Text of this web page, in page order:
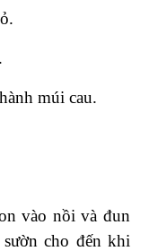
múi cau.
vào nồi và đun
cho đến khi